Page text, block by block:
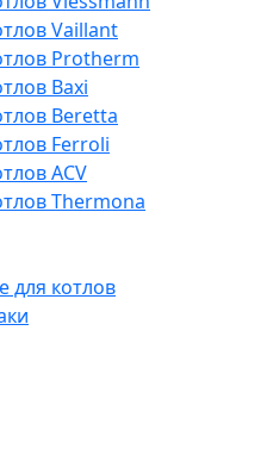
Vaillant
Protherm
Baxi
Beretta
Ferroli
ACV
Thermona
для котлов